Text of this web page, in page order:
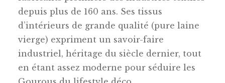
depuis plus de 160 ans. Ses tissus
d’intérieurs de grande qualité (pure laine
vierge) expriment un savoir-faire
industriel, héritage du siècle dernier, tout
en étant assez moderne pour séduire les